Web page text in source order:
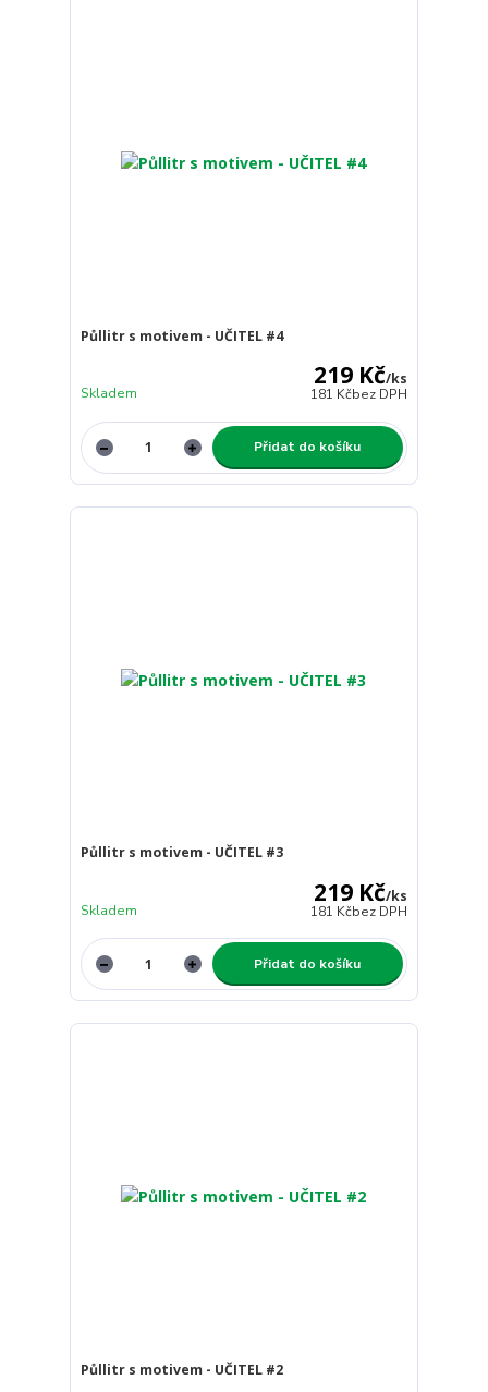
Půllitr s motivem - UČITEL #4
219 Kč/ks
181 Kčbez DPH
Skladem
Přidat do košíku
Půllitr s motivem - UČITEL #3
219 Kč/ks
181 Kčbez DPH
Skladem
Přidat do košíku
Půllitr s motivem - UČITEL #2